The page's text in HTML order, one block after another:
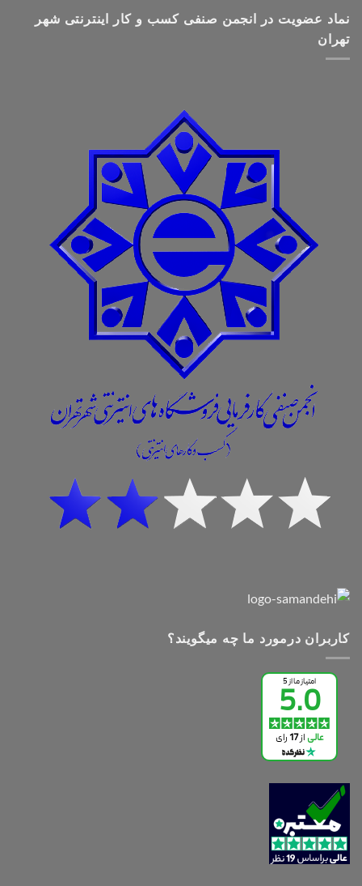
نماد عضویت در انجمن صنفی کسب و کار اینترنتی شهر
تهران
کاربران درمورد ما چه میگویند؟